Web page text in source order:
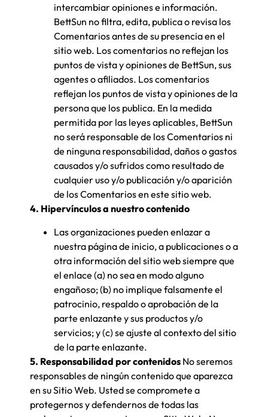
intercambiar opiniones e información.
BettSun no filtra, edita, publica o revisa los
Comentarios antes de su presencia en el
sitio web. Los comentarios no reflejan los
puntos de vista y opiniones de BettSun, sus
agentes o afiliados. Los comentarios
reflejan los puntos de vista y opiniones de la
persona que los publica. En la medida
permitida por las leyes aplicables, BettSun
no será responsable de los Comentarios ni
de ninguna responsabilidad, daños o gastos
causados y/o sufridos como resultado de
cualquier uso y/o publicación y/o aparición
de los Comentarios en este sitio web.
4. Hipervínculos a nuestro contenido
Las organizaciones pueden enlazar a
nuestra página de inicio, a publicaciones o a
otra información del sitio web siempre que
el enlace (a) no sea en modo alguno
engañoso; (b) no implique falsamente el
patrocinio, respaldo o aprobación de la
parte enlazante y sus productos y/o
servicios; y (c) se ajuste al contexto del sitio
de la parte enlazante.
5. Responsabilidad por contenidos No seremos
responsables de ningún contenido que aparezca
en su Sitio Web. Usted se compromete a
protegernos y defendernos de todas las